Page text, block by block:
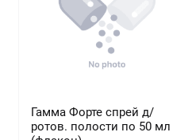
Гамма Форте спрей д/
ротов. полости по 50 мл